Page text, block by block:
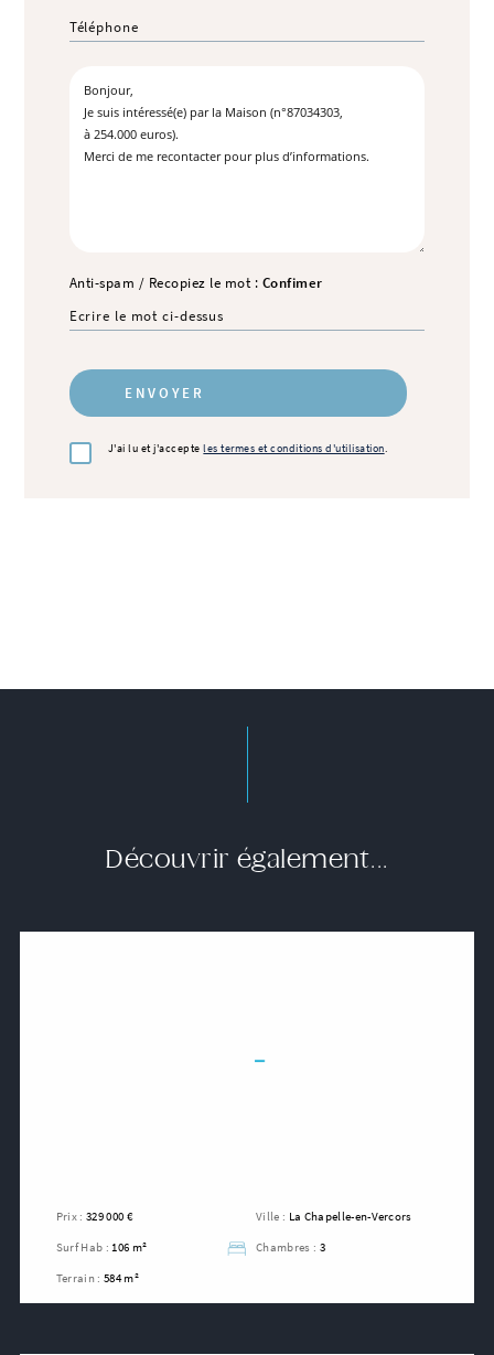
Anti-spam / Recopiez le mot : Confimer
J'ai lu et j'accepteles termes et conditions d'utilisation.
Découvrir également...
Prix : 329 000 € Ville : La Chapelle-en-Vercors
Surf Hab : 106 m² Chambres : 3
Terrain : 584 m²